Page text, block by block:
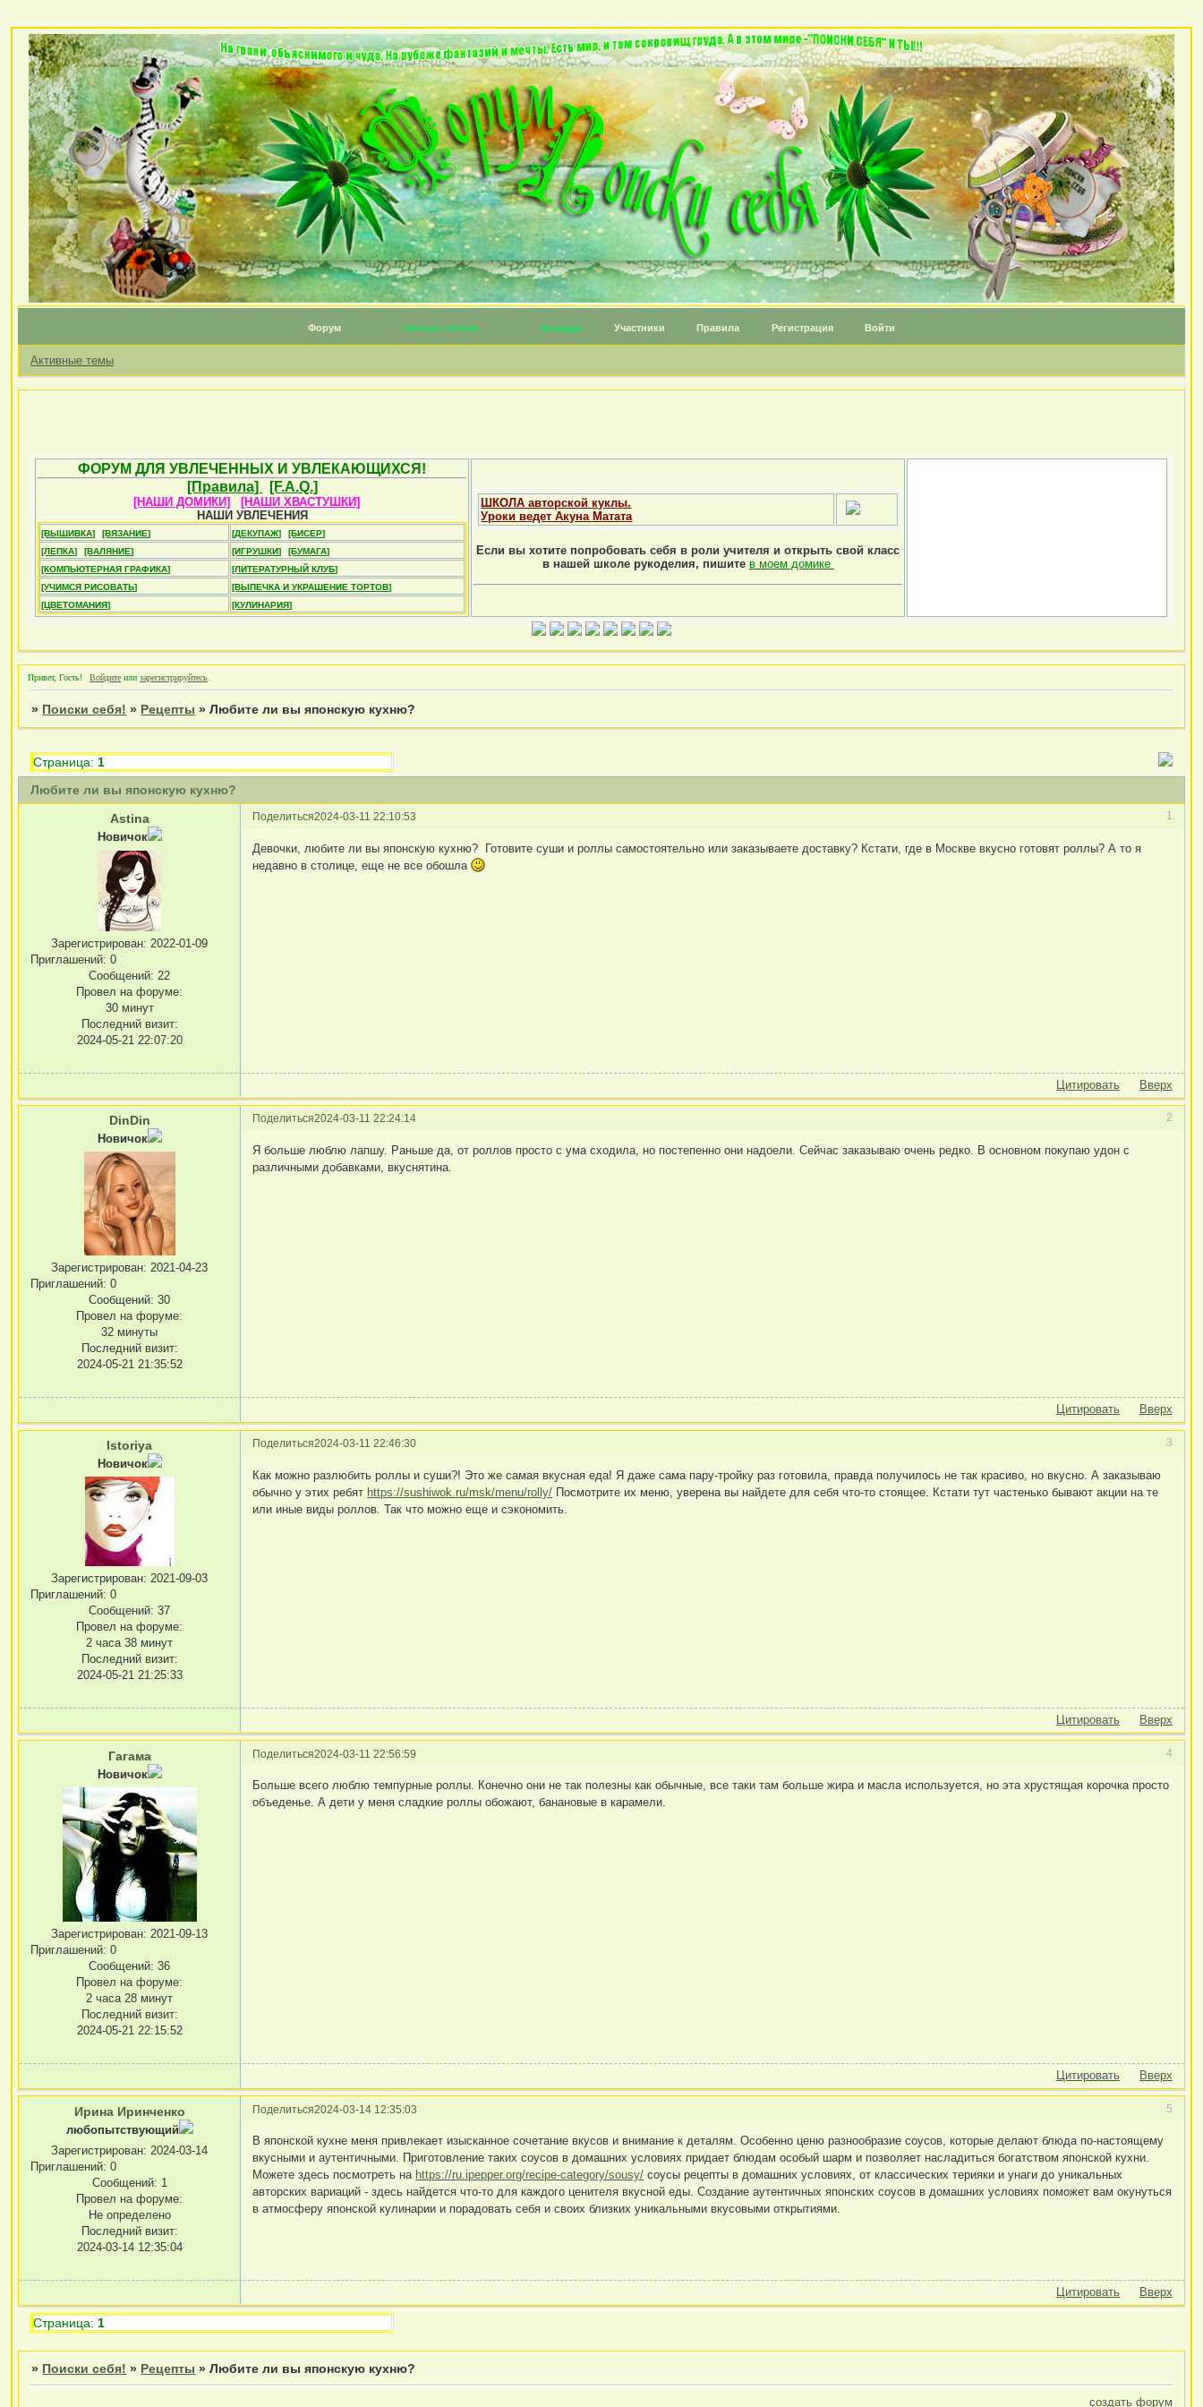
Форум Личные топики Награды Участники Правила Регистрация Войти
Активные темы
ФОРУМ ДЛЯ УВЛЕЧЕННЫХ И УВЛЕКАЮЩИХСЯ!
[Правила]
[F.A.Q.]
[НАШИ ДОМИКИ]
[НАШИ ХВАСТУШКИ]
НАШИ УВЛЕЧЕНИЯ
[ВЫШИВКА] [ВЯЗАНИЕ] [ДЕКУПАЖ]
[БИСЕР]
[ЛЕПКА]
[ВАЛЯНИЕ] [ИГРУШКИ]
[БУМАГА]
[КОМПЬЮТЕРНАЯ ГРАФИКА]
[ЛИТЕРАТУРНЫЙ КЛУБ]
[УЧИМСЯ РИСОВАТЬ]
[ВЫПЕЧКА И УКРАШЕНИЕ ТОРТОВ]
[ЦВЕТОМАНИЯ]
[КУЛИНАРИЯ]
ШКОЛА авторской куклы.
Уроки ведет Акуна Матата
Если вы хотите попробовать себя в роли учителя и открыть свой класс
в нашей школе рукоделия, пишите в моем домике
Привет, Гость! Войдите илизарегистрируйтесь
» Поиски себя! » Рецепты »Любите ли вы японскую кухню?
Любите ли вы японскую кухню?
Страница: 1
Поделиться 1
2024-03-11 22:10:53
Astina
Новичок
Зарегистрирован: 2022-01-09
Приглашений: 0
Сообщений: 22
Провел на форуме:
30 минут
Последний визит:
2024-05-21 22:07:20
Девочки, любите ли вы японскую кухню? Готовите суши и роллы самостоятельно или заказываете доставку? Кстати, где в Москве вкусно готовят роллы? А то я
недавно в столице, еще не все обошла
Цитировать Вверх
Поделиться 2
2024-03-11 22:24:14
DinDin
Новичок
Зарегистрирован: 2021-04-23
Приглашений: 0
Сообщений: 30
Провел на форуме:
32 минуты
Последний визит:
2024-05-21 21:35:52
Я больше люблю лапшу. Раньше да, от роллов просто с ума сходила, но постепенно они надоели. Сейчас заказываю очень редко. В основном покупаю удон с
различными добавками, вкуснятина.
Цитировать Вверх
Поделиться 3
2024-03-11 22:46:30
Istoriya
Новичок
Зарегистрирован: 2021-09-03
Приглашений: 0
Сообщений: 37
Провел на форуме:
2 часа 38 минут
Последний визит:
2024-05-21 21:25:33
Как можно разлюбить роллы и суши?! Это же самая вкусная еда! Я даже сама пару-тройку раз готовила, правда получилось не так красиво, но вкусно. А заказываю
обычно у этих ребят https://sushiwok.ru/msk/menu/rolly/ Посмотрите их меню, уверена вы найдете для себя что-то стоящее. Кстати тут частенько бывают акции на те
или иные виды роллов. Так что можно еще и сэкономить.
Цитировать Вверх
Поделиться 4
2024-03-11 22:56:59
Гагама
Новичок
Зарегистрирован: 2021-09-13
Приглашений: 0
Сообщений: 36
Провел на форуме:
2 часа 28 минут
Последний визит:
2024-05-21 22:15:52
Больше всего люблю темпурные роллы. Конечно они не так полезны как обычные, все таки там больше жира и масла используется, но эта хрустящая корочка просто
объеденье. А дети у меня сладкие роллы обожают, банановые в карамели.
Цитировать Вверх
Поделиться 5
2024-03-14 12:35:03
Ирина Иринченко
любопытствующий
Зарегистрирован: 2024-03-14
Приглашений: 0
Сообщений: 1
Провел на форуме:
Не определено
Последний визит:
2024-03-14 12:35:04
В японской кухне меня привлекает изысканное сочетание вкусов и внимание к деталям. Особенно ценю разнообразие соусов, которые делают блюда по-настоящему
вкусными и аутентичными. Приготовление таких соусов в домашних условиях придает блюдам особый шарм и позволяет насладиться богатством японской кухни.
Можете здесь посмотреть на https://ru.ipepper.org/recipe-category/sousy/ соусы рецепты в домашних условиях, от классических терияки и унаги до уникальных
авторских вариаций - здесь найдется что-то для каждого ценителя вкусной еды. Создание аутентичных японских соусов в домашних условиях поможет вам окунуться
в атмосферу японской кулинарии и порадовать себя и своих близких уникальными вкусовыми открытиями.
Цитировать Вверх
Страница: 1
» Поиски себя! » Рецепты »Любите ли вы японскую кухню?
создать форум